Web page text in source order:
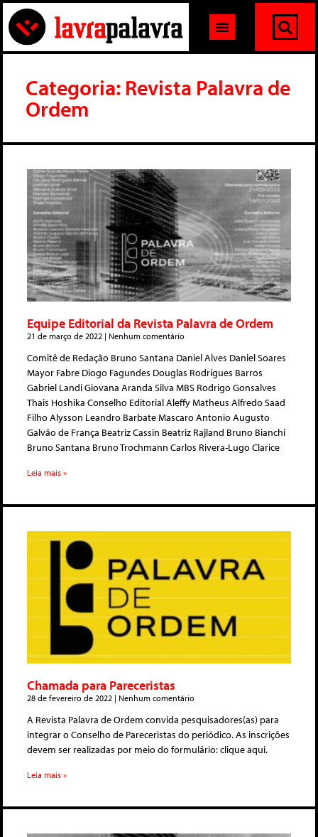
Categoria: Revista Palavra de
Ordem
Equipe Editorial da Revista Palavra de Ordem
21 de março de 2022 Nenhum comentário
Comitê de Redação Bruno Santana Daniel Alves Daniel Soares
Mayor Fabre Diogo Fagundes Douglas Rodrigues Barros
Gabriel Landi Giovana Aranda Silva MBS Rodrigo Gonsalves
Thais Hoshika Conselho Editorial Aleffy Matheus Alfredo Saad
Filho Alysson Leandro Barbate Mascaro Antonio Augusto
Galvão de França Beatriz Cassin Beatriz Rajland Bruno Bianchi
Bruno Santana Bruno Trochmann Carlos Rivera-Lugo Clarice
Leia mais »
Chamada para Pareceristas
28 de fevereiro de 2022 Nenhum comentário
A Revista Palavra de Ordem convida pesquisadores(as) para
integrar o Conselho de Pareceristas do periódico. As inscrições
devem ser realizadas por meio do formulário: clique aqui.
Leia mais »